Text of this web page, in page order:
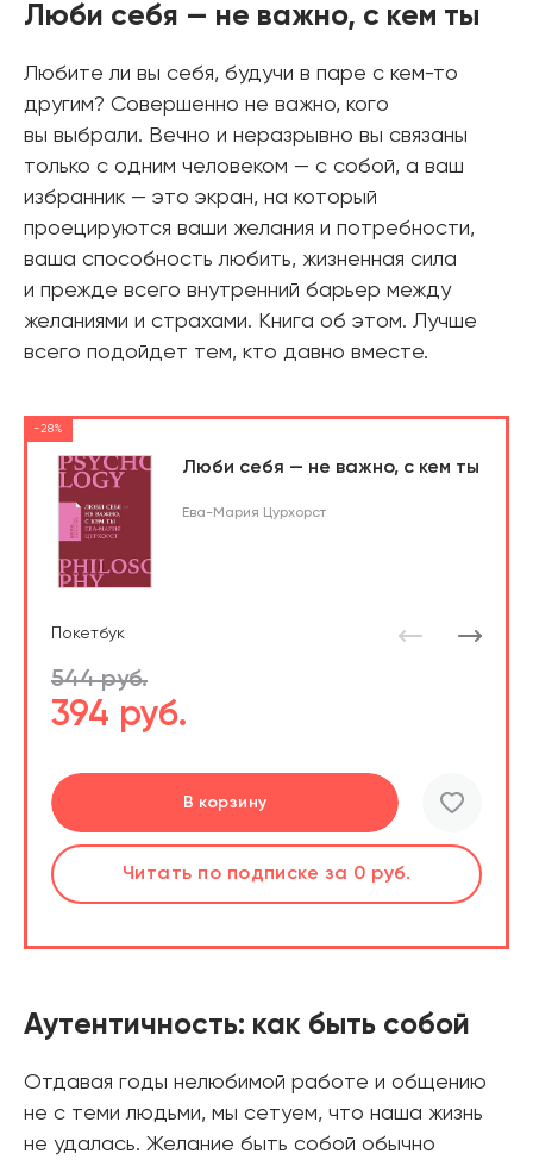
Люби себя — не важно, с кем ты
Любите ли вы себя, будучи в паре с кем-то
другим? Совершенно не важно, кого
вы выбрали. Вечно и неразрывно вы связаны
только с одним человеком — с собой, а ваш
избранник — это экран, на который
проецируются ваши желания и потребности,
ваша способность любить, жизненная сила
и прежде всего внутренний барьер между
желаниями и страхами. Книга об этом. Лучше
всего подойдет тем, кто давно вместе.
-28%
Люби себя — не важно, с кем ты
Ева-Мария Цурхорст
Покетбук
544 руб.
394 руб.
В корзину
В корзине
Читать по подписке за 0 руб.
Перейти
Читать по подписке за 0 руб.
Перейти
Слушатьпо подпискеза 0 руб.
Подробнее
Читать по подписке за 0 руб.
Аутентичность: как быть собой
Отдавая годы нелюбимой работе и общению
не с теми людьми, мы сетуем, что наша жизнь
не удалась. Желание быть собой обычно